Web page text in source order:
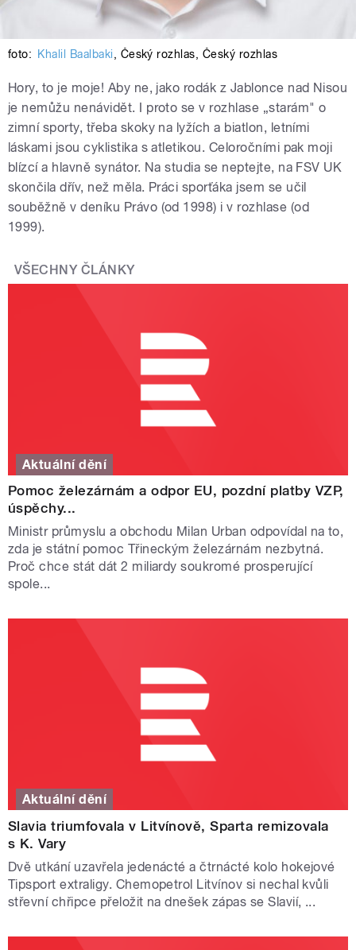
foto: Khalil Baalbaki, Český rozhlas, Český rozhlas
Hory, to je moje! Aby ne, jako rodák z Jablonce nad Nisou
je nemůžu nenávidět. I proto se v rozhlase „starám" o
zimní sporty, třeba skoky na lyžích a biatlon, letními
láskami jsou cyklistika s atletikou. Celoročními pak moji
blízcí a hlavně synátor. Na studia se neptejte, na FSV UK
skončila dřív, než měla. Práci sporťáka jsem se učil
souběžně v deníku Právo (od 1998) i v rozhlase (od
1999).
VŠECHNY ČLÁNKY
Aktuální dění
Pomoc železárnám a odpor EU, pozdní platby VZP,
úspěchy...
Ministr průmyslu a obchodu Milan Urban odpovídal na to,
zda je státní pomoc Třineckým železárnám nezbytná.
Proč chce stát dát 2 miliardy soukromé prosperující
spole...
Aktuální dění
Slavia triumfovala v Litvínově, Sparta remizovala
s K. Vary
Dvě utkání uzavřela jedenácté a čtrnácté kolo hokejové
Tipsport extraligy. Chemopetrol Litvínov si nechal kvůli
střevní chřipce přeložit na dnešek zápas se Slavií, ...